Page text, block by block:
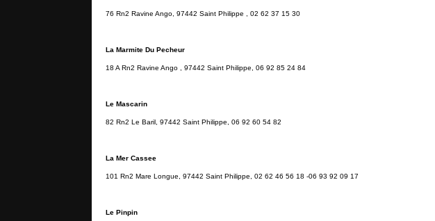
76 Rn2 Ravine Ango, 97442 Saint Philippe , 02 62 37 15 30
La Marmite Du Pecheur
18 A Rn2 Ravine Ango , 97442 Saint Philippe, 06 92 85 24 84
Le Mascarin
82 Rn2 Le Baril, 97442 Saint Philippe, 06 92 60 54 82
La Mer Cassee
101 Rn2 Mare Longue, 97442 Saint Philippe, 02 62 46 56 18 -06 93 92 09 17
Le Pinpin